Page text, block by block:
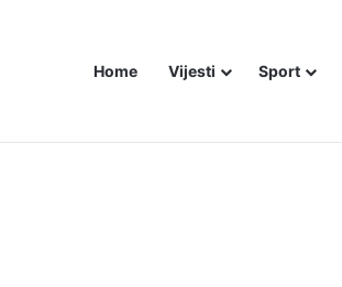
Home Vijesti Sport